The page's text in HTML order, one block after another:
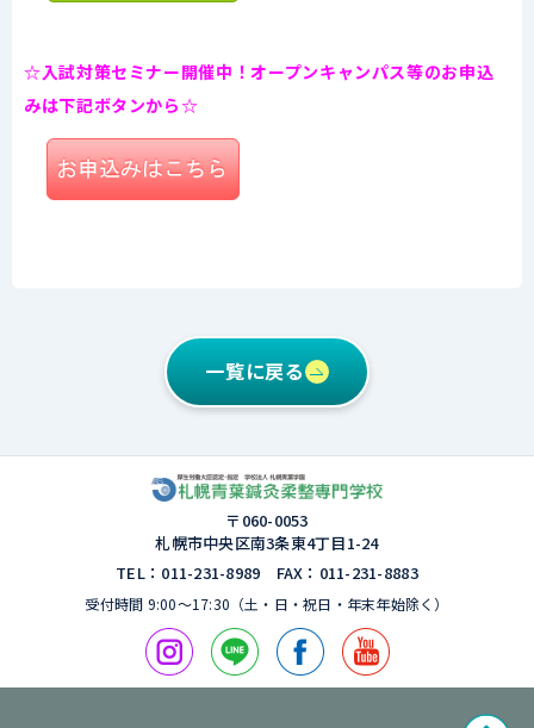
☆入試対策セミナー開催中！オープンキャンパス等のお申込
みは下記ボタンから☆
一覧に戻る
〒060-0053
札幌市中央区南3条東4丁⽬1-24
TEL：011-231-8989 FAX：011-231-8883
受付時間 9:00〜17:30（⼟・⽇・祝⽇・年末年始除く）